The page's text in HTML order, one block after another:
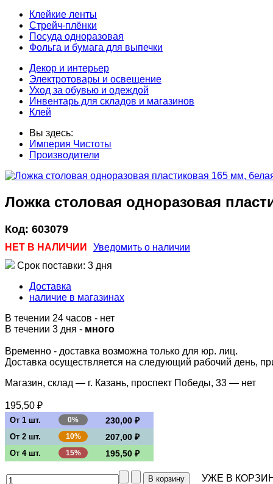
Клейкие ленты
Стрейч-плёнки
Посуда одноразовая
Фольга и бумага для выпечки
Декор и интерьер
Электротовары и освещение
Уход за обувью и одеждой
Инвентарь для складов и магазинов
Клей
Вы здесь:
Империя Чистоты
Производители
Ложка столовая одноразовая
Код: 603079
НЕТ В НАЛИЧИИ
Уведомить о наличии
Срок поставки: 3 дня
Доставка
наличие в магазинах
В течении 24 часов - нет
В течении 3 дня - много
Временно - доставка возможна только для юр. лиц.
Доставка осуществляется на следующий рабочий день,
Магазин, склад — г. Казань, проспект Победы, 33 — нет
195,50 ₽
От 1 шт. 0% 230,00 ₽
От 2 шт. 10% 207,00 ₽
От 4 шт. 15% 195,50 ₽
УЖЕ В